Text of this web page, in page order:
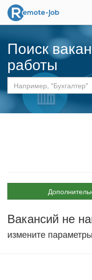
Поиск
работы
Вакансий не
измените